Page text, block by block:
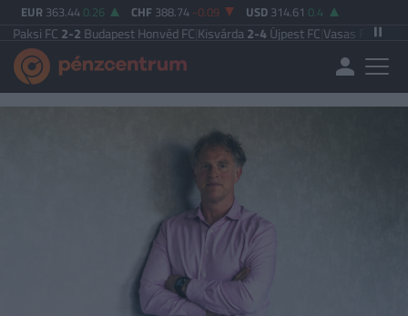
EUR 363.44 0.26 CHF 388.74 -0.09 USD 314.61 0.4
2-2Budapest Honvéd FC|Kisvárda 2-4Újpest FC |Vasas FC5-0